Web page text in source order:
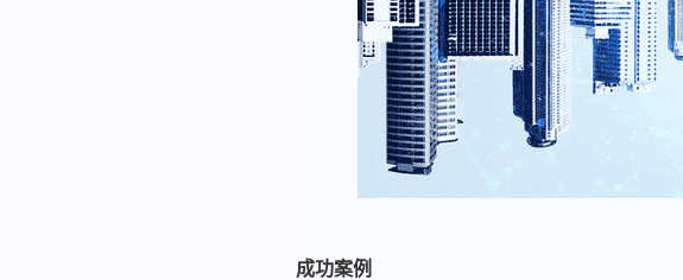
成功案例